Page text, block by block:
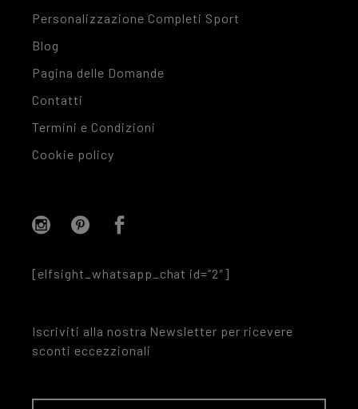
Personalizzazione Completi Sport
Blog
Pagina delle Domande
Contatti
Termini e Condizioni
Cookie policy
[elfsight_whatsapp_chat id=”2″]
Iscriviti alla nostra Newsletter per ricevere
sconti eccezzionali